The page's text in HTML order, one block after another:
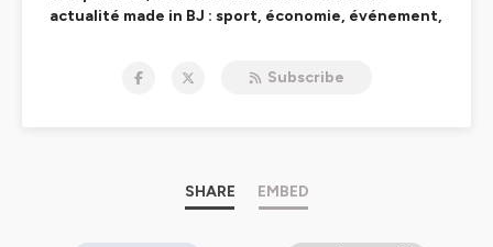
actualité made in BJ : sport, économie, événement,
Nouvelles. Subscribe
SHARE EMBED